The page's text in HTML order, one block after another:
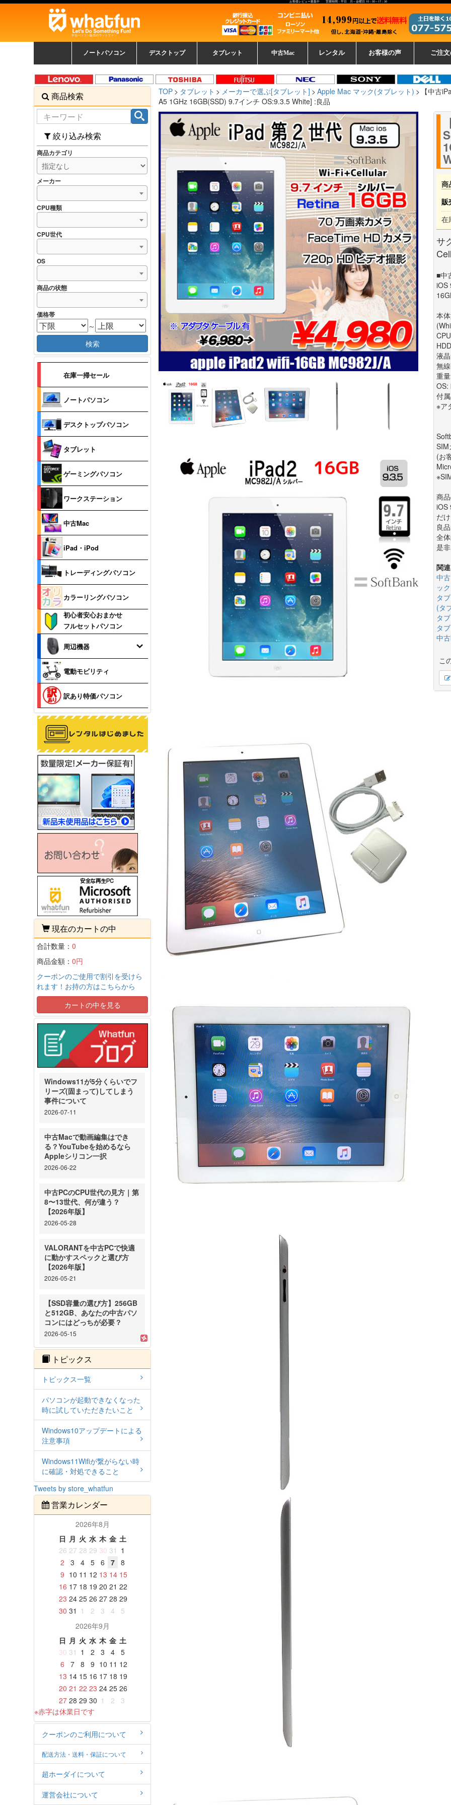
お客様レビュー募集中 営業時間：平日 月～金曜日 10：00～17：30
中古パソコン販売のワットファン
ノートパソコン
覧
パソコン
ッカード
デスクトップ
中古デスクトップ一覧
新品デスクトップ一
覧
ゲーミングパソコン
トレーディングパソ
コン
ッカード
タブレット 中古Mac レンタル お客様の声 ご注
TOP タブレット メーカーで選ぶ[タブレット] Apple Mac マック(タブレット)
【中古
A5 1GHz 16GB(SSD) 9.7インチ OS:9.3.5 White] :良品
商
販
在
サ
■中
iOS
本
液
無
重
OS:
付
※ア
SIM
(お
商
iOS
だけ
良
全
是
関
中
ック
タ
(タ
タ
タ
中
こ
商品検索
絞り込み検索
商品カテゴリ
メーカー
CPU種類
CPU世代
OS
商品の状態
価格帯
～
検索
在庫一掃セール
ノートパソコン
デスクトップパソコン
タブレット
ゲーミングパソコン
ワークステーション
中古Mac
iPad・iPod
トレーディングパソコン
カラーリングパソコン
初心者安心おまかせ
フルセットパソコン
周辺機器
電動モビリティ
訳あり特価パソコン
現在のカートの中
合計数量： 0
商品金額： 0円
クーポンのご使用で割引を受けら
れます！お持の方はこちらから
カートの中を見る
Windows11が5分くらいでフ
リーズ(固まって)してしまう
事件について
2026-07-11
中古Macで動画編集はでき
る？YouTubeを始めるなら
Appleシリコン一択
2026-06-22
中古PCのCPU世代の見方｜第
8〜13世代、何が違う？
【2026年版】
2026-05-28
VALORANTを中古PCで快適
に動かすスペックと選び方
【2026年版】
2026-05-21
【SSD容量の選び方】256GB
と512GB、あなたの中古パソ
コンにはどっちが必要？
2026-05-15
トピックス
トピックス一覧
パソコンが起動できなくなった
時に試していただきたいこと
Windows10アップデートによる
注意事項
Windows11Wifiが繋がらない時
に確認・対処できること
Tweets by store_whatfun
営業カレンダー
2026年8月
日 月 火 水 木 金 土
26 27 28 29 30 31 1
2
3 4 5 6 7
8
9 10 11 12 13 14 15
16 17 18 19 20 21 22
23 24 25 26 27 28 29
30 31 1 2 3 4
5
2026年9月
日 月 火 水 木 金 土
30 31 1 2 3 4
5
6
7 8 9 10 11 12
13 14 15 16 17 18 19
20 21 22 23 24 25 26
27 28 29 30 1 2
3
※赤字は休業日です
クーポンのご利用について
配送方法・送料・保証について
超ホーダイについて
運営会社について